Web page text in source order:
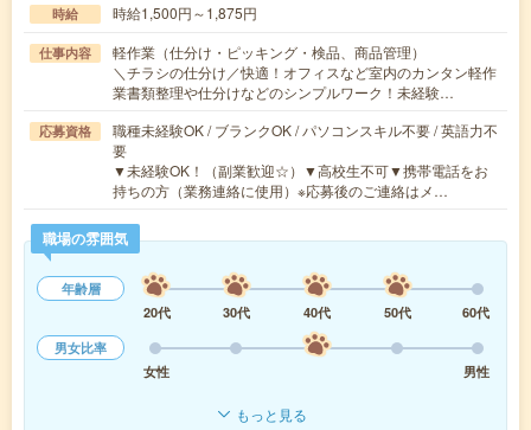
時給 時給1,500円～1,875円
仕事内容
軽作業（仕分け・ピッキング・検品、商品管理）
＼チラシの仕分け／快適！オフィスなど室内のカンタン軽作
業書類整理や仕分けなどのシンプルワーク！未経験…
応募資格
職種未経験OK / ブランクOK / パソコンスキル不要 / 英語力不
要
▼未経験OK！（副業歓迎☆）▼高校生不可▼携帯電話をお
持ちの方（業務連絡に使用）※応募後のご連絡はメ…
職場の雰囲気
年齢層
20代
30代 40代 50代
60代
男女比率
女性
男性
もっと見る